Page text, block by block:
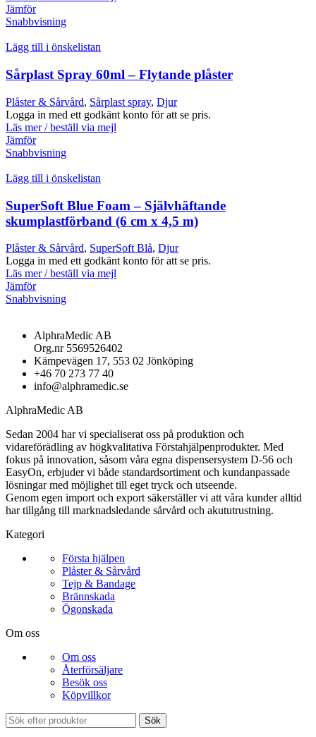
Jämför
Snabbvisning
Lägg till i önskelistan
Sårplast Spray 60ml – Flytande plåster
Plåster & Sårvård, Sårplast spray, Djur
Logga in med ett godkänt konto för att se pris.
Läs mer / beställ via mejl
Jämför
Snabbvisning
Lägg till i önskelistan
SuperSoft Blue Foam – Självhäftande
skumplastförband (6 cm x 4,5 m)
Plåster & Sårvård, SuperSoft Blå, Djur
Logga in med ett godkänt konto för att se pris.
Läs mer / beställ via mejl
Jämför
Snabbvisning
AlphraMedic AB
Org.nr 5569526402
Kämpevägen 17, 553 02 Jönköping
+46 70 273 77 40
info@alphramedic.se
AlphraMedic AB
Sedan 2004 har vi specialiserat oss på produktion och
vidareförädling av högkvalitativa Förstahjälpenprodukter. Med
fokus på innovation, såsom våra egna dispensersystem D-56 och
EasyOn, erbjuder vi både standardsortiment och kundanpassade
lösningar med möjlighet till eget tryck och utseende.
Genom egen import och export säkerställer vi att våra kunder alltid
har tillgång till marknadsledande sårvård och akututrustning.
Kategori
Första hjälpen
Plåster & Sårvård
Tejp & Bandage
Brännskada
Ögonskada
Om oss
Om oss
Återförsäljare
Besök oss
Köpvillkor
Sök